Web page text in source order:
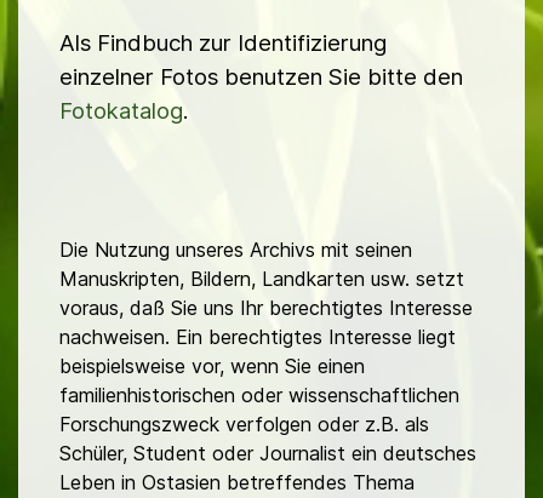
Als Findbuch zur Identifizierung
einzelner Fotos benutzen Sie bitte den
Fotokatalog.
Die Nutzung unseres Archivs mit seinen
Manuskripten, Bildern, Landkarten usw. setzt
voraus, daß Sie uns Ihr berechtigtes Interesse
nachweisen. Ein berechtigtes Interesse liegt
beispielsweise vor, wenn Sie einen
familienhistorischen oder wissenschaftlichen
Forschungszweck verfolgen oder z.B. als
Schüler, Student oder Journalist ein deutsches
Leben in Ostasien betreffendes Thema